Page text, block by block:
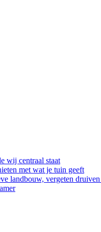
wij centraal staat
met wat je tuin geeft
landbouw, vergeten